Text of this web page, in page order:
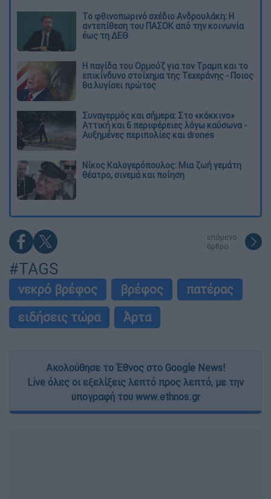
Το φθινοπωρινό σχέδιο Ανδρουλάκη: Η
αντεπίθεση του ΠΑΣΟΚ από την κοινωνία
έως τη ΔΕΘ
Η παγίδα του Ορμούζ για τον Τραμπ και το
επικίνδυνο στοίχημα της Τεχεράνης - Ποιος
θα λυγίσει πρώτος
Συναγερμός και σήμερα: Στο «κόκκινο»
Αττική και 6 περιφέρειες λόγω καύσωνα -
Αυξημένες περιπολίες και drones
Νίκος Καλογερόπουλος: Μια ζωή γεμάτη
θέατρο, σινεμά και ποίηση
επόμενο
άρθρο
#TAGS
νεκρό βρέφος βρέφος
πατέρας
ειδήσεις τώρα
Άρτα
Ακολούθησε το Έθνος στο Google News!
Live όλες οι εξελίξεις λεπτό προς λεπτό, με την
υπογραφή του www.ethnos.gr